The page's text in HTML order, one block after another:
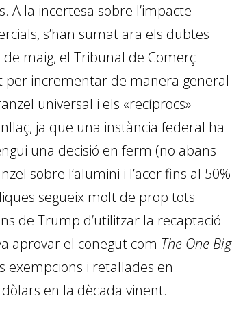
A la incertesa sobre l’impacte
s’han sumat ara els dubtes
maig, el Tribunal de Comerç
per incrementar de manera general
universal i els «recíprocs»
ja que una instància federal ha
una decisió en ferm (no abans
sobre l’alumini i l’acer fins al 50%
segueix molt de prop tots
de Trump d’utilitzar la recaptació
aprovar el conegut com The One Big
exempcions i retallades en
en la dècada vinent.